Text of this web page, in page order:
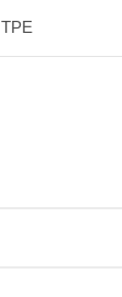
TPE